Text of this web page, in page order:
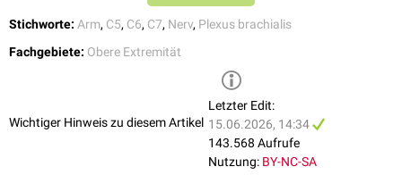
Stichworte: Arm, C5, C6, C7, Nerv, Plexus brachialis
Fachgebiete: Obere Extremität
Wichtiger Hinweis zu diesem Artikel
Letzter Edit:
15.06.2026, 14:34
143.568 Aufrufe
Nutzung: BY-NC-SA